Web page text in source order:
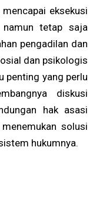
eksekusi
tetap saja
pengadilan dan
dan psikologis
penting yang perlu
diskusi
hak asasi
solusi
hukumnya.